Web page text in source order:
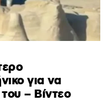
για να
– Βίντεο